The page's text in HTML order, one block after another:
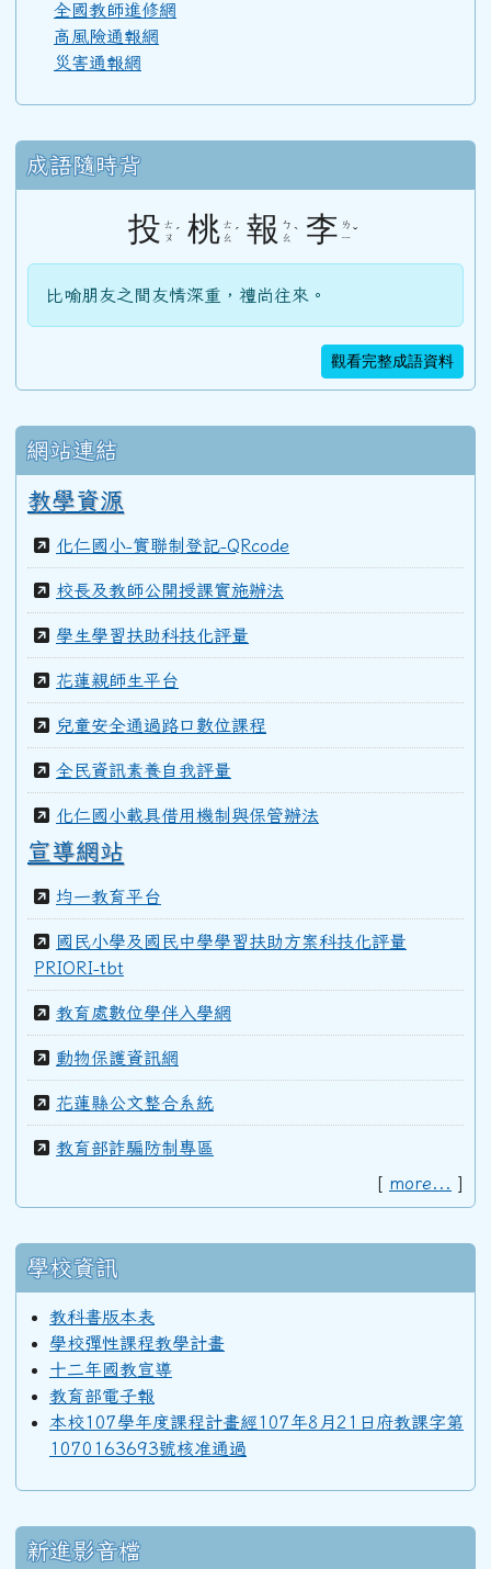
全國教師進修網
高風險通報網
災害通報網
成語隨時背
投 ㄊ
ㄡ ˊ 桃 ㄊ
ㄠ ˊ 報 ㄅ
ㄠ ˋ 李 ㄌ
ㄧˇ
比喻朋友之間友情深重，禮尚往來。
觀看完整成語資料
網站連結
教學資源
化仁國小-實聯制登記-QRcode
校長及教師公開授課實施辦法
學生學習扶助科技化評量
花蓮親師生平台
兒童安全通過路口數位課程
全民資訊素養自我評量
化仁國小載具借用機制與保管辦法
宣導網站
均一教育平台
國民小學及國民中學學習扶助方案科技化評量
PRIORI-tbt
教育處數位學伴入學網
動物保護資訊網
花蓮縣公文整合系統
教育部詐騙防制專區
[ more... ]
學校資訊
教科書版本表
學校彈性課程教學計畫
十二年國教宣導
教育部電子報
本校107學年度課程計畫經107年8月21日府教課字第
1070163693號核准通過
新進影音檔